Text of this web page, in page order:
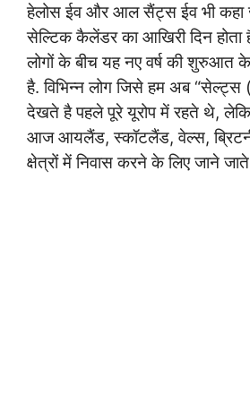
हेलोस ईव और आल सैंट्स ईव भी कहा
सेल्टिक कैलेंडर का आखिरी दिन होता
लोगों के बीच यह नए वर्ष की शुरुआत
है. विभिन्न लोग जिसे हम अब
देखते है पहले पूरे यूरोप में रहते थे,
आज आयलैंड, स्कॉटलैंड, वेल्स,
क्षेत्रों में निवास करने के लिए जाने